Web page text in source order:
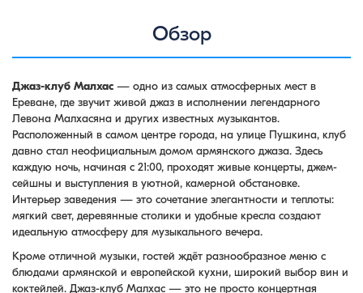
Обзор
Джаз-клуб Малхас — одно из самых атмосферных мест в
Ереване, где звучит живой джаз в исполнении легендарного
Левона Малхасяна и других известных музыкантов.
Расположенный в самом центре города, на улице Пушкина, клуб
давно стал неофициальным домом армянского джаза. Здесь
каждую ночь, начиная с 21:00, проходят живые концерты, джем-
сейшны и выступления в уютной, камерной обстановке.
Интерьер заведения — это сочетание элегантности и теплоты:
мягкий свет, деревянные столики и удобные кресла создают
идеальную атмосферу для музыкального вечера.
Кроме отличной музыки, гостей ждёт разнообразное меню с
блюдами армянской и европейской кухни, широкий выбор вин и
коктейлей. Джаз-клуб Малхас — это не просто концертная